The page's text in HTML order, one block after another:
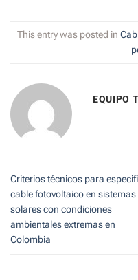
This entry was posted in
EQUIPO
Criterios técnicos para
cable fotovoltaico en sistemas
solares con condiciones
ambientales extremas en
Colombia